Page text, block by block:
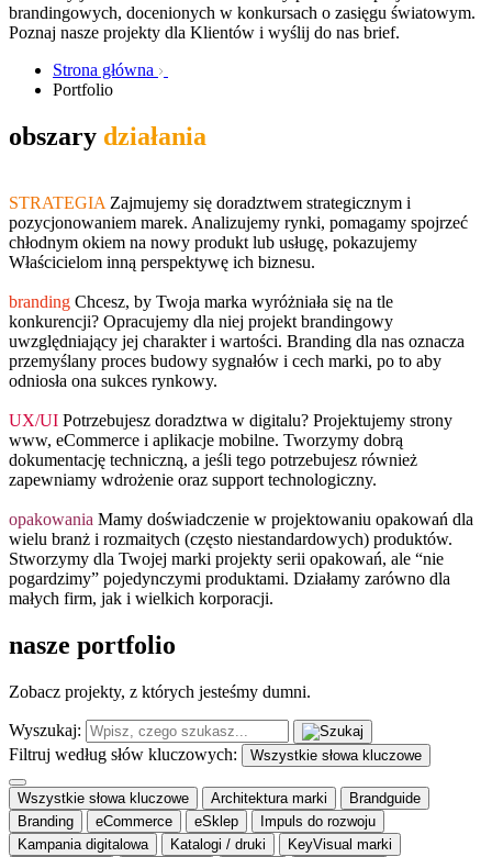
brandingowych, docenionych w konkursach o zasięgu światowym.
Poznaj nasze projekty dla Klientów i wyślij do nas brief.
Strona główna
Portfolio
obszary działania
STRATEGIA Zajmujemy się doradztwem strategicznym i
pozycjonowaniem marek. Analizujemy rynki, pomagamy spojrzeć
chłodnym okiem na nowy produkt lub usługę, pokazujemy
Właścicielom inną perspektywę ich biznesu.
branding Chcesz, by Twoja marka wyróżniała się na tle
konkurencji? Opracujemy dla niej projekt brandingowy
uwzględniający jej charakter i wartości. Branding dla nas oznacza
przemyślany proces budowy sygnałów i cech marki, po to aby
odniosła ona sukces rynkowy.
UX/UI Potrzebujesz doradztwa w digitalu? Projektujemy strony
www, eCommerce i aplikacje mobilne. Tworzymy dobrą
dokumentację techniczną, a jeśli tego potrzebujesz również
zapewniamy wdrożenie oraz support technologiczny.
opakowania Mamy doświadczenie w projektowaniu opakowań dla
wielu branż i rozmaitych (często niestandardowych) produktów.
Stworzymy dla Twojej marki projekty serii opakowań, ale “nie
pogardzimy” pojedynczymi produktami. Działamy zarówno dla
małych firm, jak i wielkich korporacji.
nasze portfolio
Zobacz projekty, z których jesteśmy dumni.
Wyszukaj:
Filtruj według słów kluczowych:
Wszystkie słowa kluczowe
Wszystkie słowa kluczowe Architektura marki
Brandguide
Branding
eCommerce eSklep
Impuls do rozwoju
Kampania digitalowa
Katalogi / druki KeyVisual marki